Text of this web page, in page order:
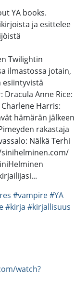
YA books.
ja esittelee
Twilightin
ilmastossa jotain,
esiintyvistä
Dracula Anne Rice:
Harris:
hämärän jälkeen
rakastaja
Nälkä Terhi
#vampire#YA
#kirja #kirjallisuus
watch?